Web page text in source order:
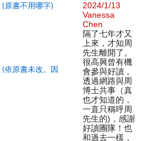
(原書不用哪字)
(依原書未改。因
2024/1/13
Vanessa
Chen
隔了七年才又
上來，才知周
先生離開了。
很高興曾有機
會參與好讀，
透過網路與周
博士共事（真
也才知道的，
一直只稱呼周
先生的)，感謝
好讀團隊！也
和過去一樣，